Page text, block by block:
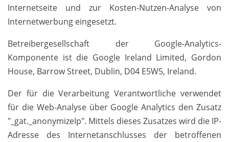
Internetseite und zur Kosten-Nutzen-Analyse von
Internetwerbung eingesetzt.
Betreibergesellschaft der Google-Analytics-
Komponente ist die Google Ireland Limited, Gordon
House, Barrow Street, Dublin, D04 E5W5, Ireland.
Der für die Verarbeitung Verantwortliche verwendet
für die Web-Analyse über Google Analytics den Zusatz
"_gat._anonymizeIp". Mittels dieses Zusatzes wird die IP-
Adresse des Internetanschlusses der betroffenen